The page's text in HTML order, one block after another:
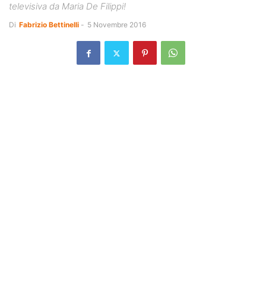
televisiva da Maria De Filippi!
Di Fabrizio Bettinelli - 5 Novembre 2016